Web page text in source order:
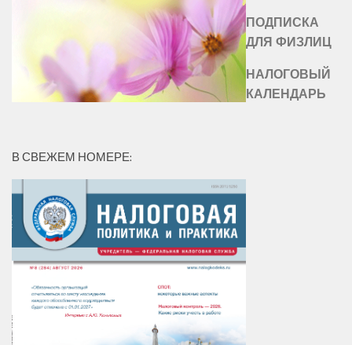
ПОДПИСКА
ДЛЯ ФИЗЛИЦ
НАЛОГОВЫЙ
КАЛЕНДАРЬ
В СВЕЖЕМ НОМЕРЕ: